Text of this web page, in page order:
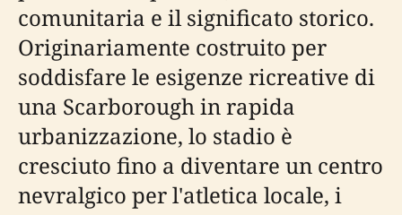
comunitaria e il significato storico.
Originariamente costruito per
soddisfare le esigenze ricreative di
una Scarborough in rapida
urbanizzazione, lo stadio è
cresciuto fino a diventare un centro
nevralgico per l'atletica locale, i